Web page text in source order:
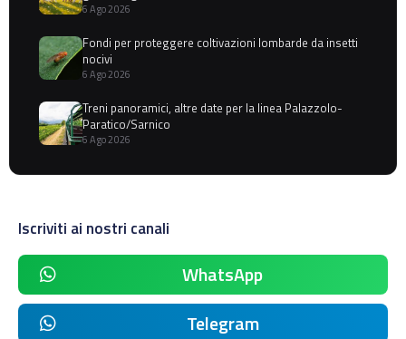
6 Ago 2026
Fondi per proteggere coltivazioni lombarde da insetti
nocivi
6 Ago 2026
Treni panoramici, altre date per la linea Palazzolo-
Paratico/Sarnico
6 Ago 2026
Iscriviti ai nostri canali
WhatsApp
Telegram